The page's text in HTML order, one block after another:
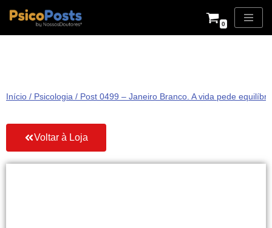
Pular
0
Início / Psicologia / Post 0499 – Janeiro Branco. A vida pede
Voltar à Loja